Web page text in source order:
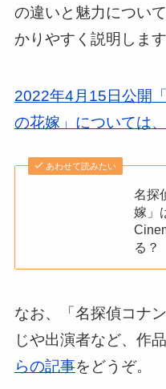
の違いと魅力につい
かりやすく説明します
2022年4月15日公開
の花嫁」については
あわせて読みたい
名探
嫁」
る？
なお、「名探偵コナ
じや出演者など、作
らの記事をどうぞ。